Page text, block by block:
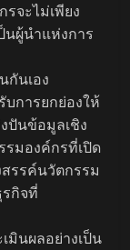
จะไม่เพียง
นผู้นำแห่งการ
กันเอง
บการยกย่องให้
ปันข้อมูลเชิง
มองค์กรที่เปิด
รรค์นวัตกรรม
กิจที่
มินผลอย่างเป็น